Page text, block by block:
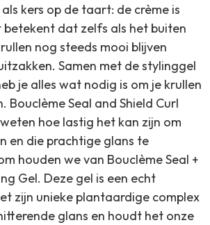
kers op de taart: de crème is
dat zelfs als het buiten
nog steeds mooi blijven
Samen met de stylinggel
je alles wat nodig is om je krullen
Bouclème Seal and Shield Curl
hoe lastig het kan zijn om
en die prachtige glans te
houden we van Bouclème Seal +
Gel. Deze gel is een echt
zijn unieke plantaardige complex
glans en houdt het onze